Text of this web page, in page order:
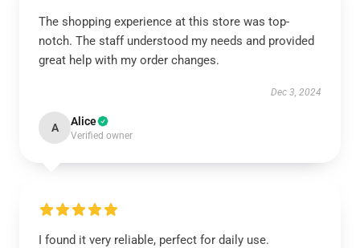
The shopping experience at this store was top-
notch. The staff understood my needs and provided
great help with my order changes.
Dec 3, 2024
A Alice
Verified owner
I found it very reliable, perfect for daily use.